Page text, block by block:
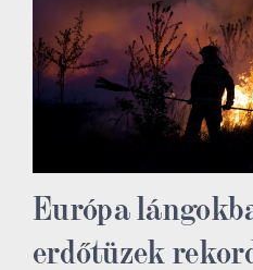
Európa
erdőtüzek